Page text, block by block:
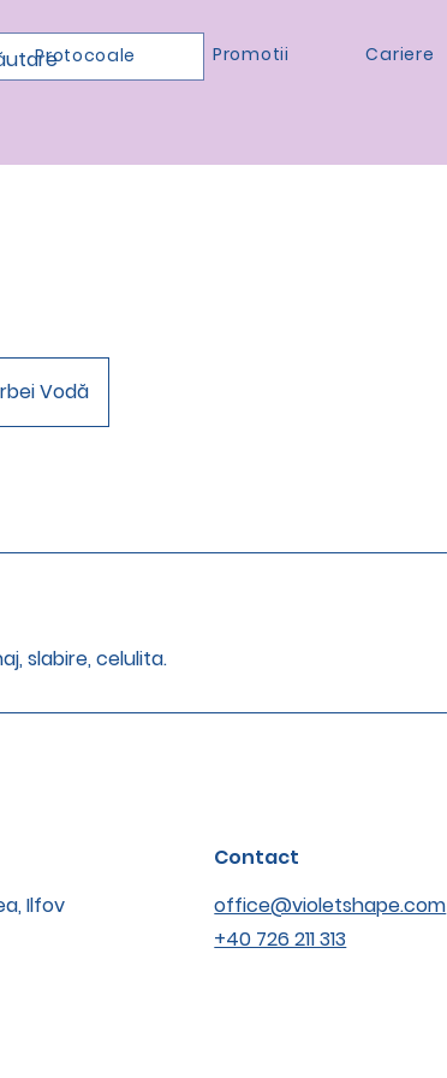
Protocoale Promotii Cariere
Vodă
slabire, celulita.
Ilfov
Contact
office@violetshape.com
+40 726 211 313